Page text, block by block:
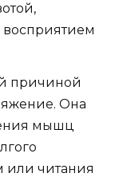
причиной
Она
мышц
или читания